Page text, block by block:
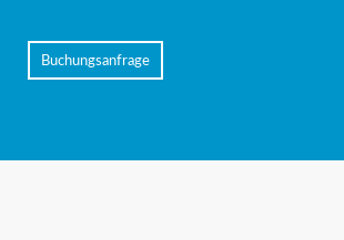
Buchungsanfrage